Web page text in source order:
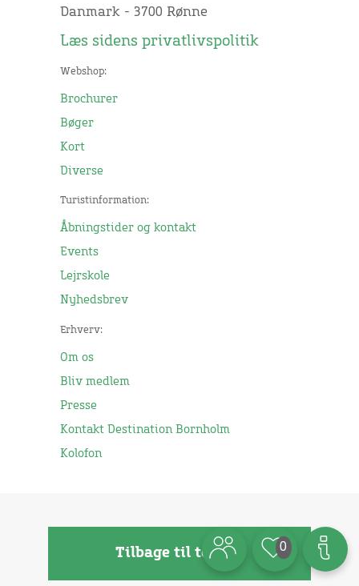
Danmark - 3700 Rønne
Læs sidens privatlivspolitik
Webshop:
Brochurer
Bøger
Kort
Diverse
Turistinformation:
Åbningstider og kontakt
Events
Lejrskole
Nyhedsbrev
Erhverv:
Om os
Bliv medlem
Presse
Kontakt Destination Bornholm
Kolofon
Tilbage til toppen 0